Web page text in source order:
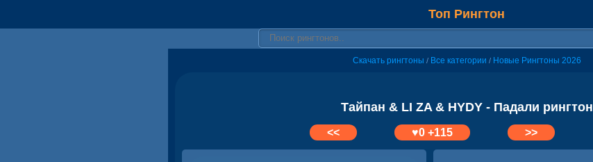
Топ Рингтон
Скачать рингтоны / Все категории / Новые Рингтоны 2026
Тайпан & LI ZA & HYDY - Падали рингтон
<< ♥0+115 >>